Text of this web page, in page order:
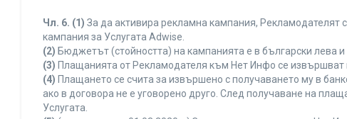
Чл. 6. (1) За да активира рекламна кампания,
кампания за Услугата Adwise.
(2) Бюджетът (стойността) на кампанията е в български лева
(3) Плащанията от Рекламодателя към Нет Инфо се извършват
(4) Плащането се счита за извършено с получаването му в
ако в договора не е уговорено друго. След получаване на
Услугата.